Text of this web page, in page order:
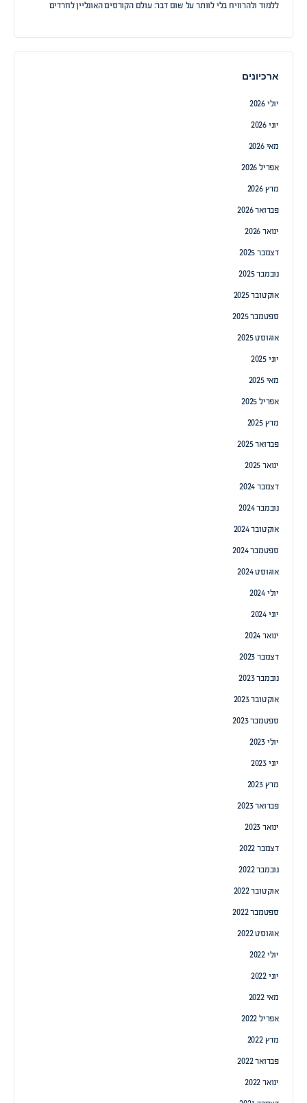
ללמוד ולהרוויח בלי לוותר על שום דבר: עולם הקורסים האונליין לחרדים
ארכיונים
יולי 2026
יוני 2026
מאי 2026
אפריל 2026
מרץ 2026
פברואר 2026
ינואר 2026
דצמבר 2025
נובמבר 2025
אוקטובר 2025
ספטמבר 2025
אוגוסט 2025
יוני 2025
מאי 2025
אפריל 2025
מרץ 2025
פברואר 2025
ינואר 2025
דצמבר 2024
נובמבר 2024
אוקטובר 2024
ספטמבר 2024
אוגוסט 2024
יולי 2024
יוני 2024
ינואר 2024
דצמבר 2023
נובמבר 2023
אוקטובר 2023
ספטמבר 2023
יולי 2023
יוני 2023
מרץ 2023
פברואר 2023
ינואר 2023
דצמבר 2022
נובמבר 2022
אוקטובר 2022
ספטמבר 2022
אוגוסט 2022
יולי 2022
יוני 2022
מאי 2022
אפריל 2022
מרץ 2022
פברואר 2022
ינואר 2022